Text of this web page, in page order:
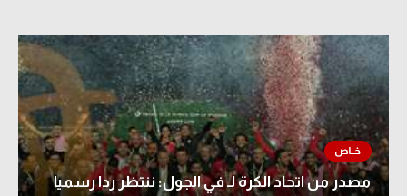
فيديو في الجول
مصدر من اتحاد الكرة لـ في الجول: ننتظر ردا رسميا